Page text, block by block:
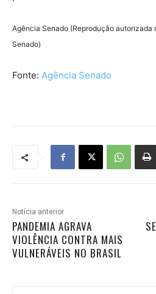
Agência Senado (Reprodução
Senado)
Fonte: Agência Senado
Notícia anterior
PANDEMIA AGRAVA
VIOLÊNCIA CONTRA MAIS
VULNERÁVEIS NO BRASIL